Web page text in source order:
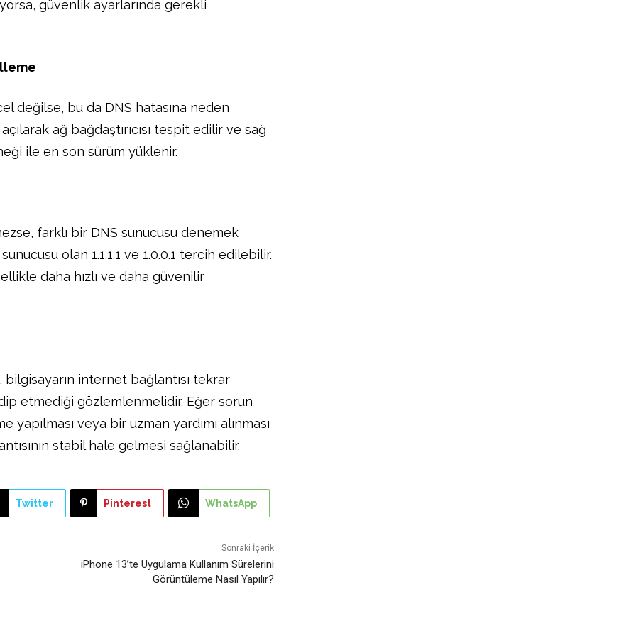
güvenlik ayarlarında gerekli
değilse, bu da DNS hatasına neden
ağ bağdaştırıcısı tespit edilir ve sağ
ile en son sürüm yüklenir.
farklı bir DNS sunucusu denemek
olan 1.1.1.1 ve 1.0.0.1 tercih edilebilir.
daha hızlı ve daha güvenilir
bilgisayarın internet bağlantısı tekrar
etmediği gözlemlenmelidir. Eğer sorun
veya bir uzman yardımı alınması
stabil hale gelmesi sağlanabilir.
Twitter Pinterest WhatsApp
Sonraki İçerik
iPhone 13’te Uygulama Kullanım Sürelerini
Görüntüleme Nasıl Yapılır?